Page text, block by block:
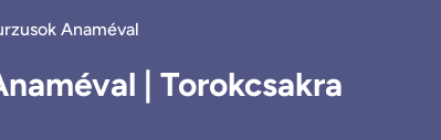
Anaméval
| Torokcsakra